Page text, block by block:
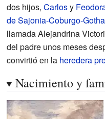
dos hijos, Carlosy
de Sajonia-Coburgo-Gotha
llamada Alejandrina
del padre unos meses
convirtió en la heredera
Nacimiento y